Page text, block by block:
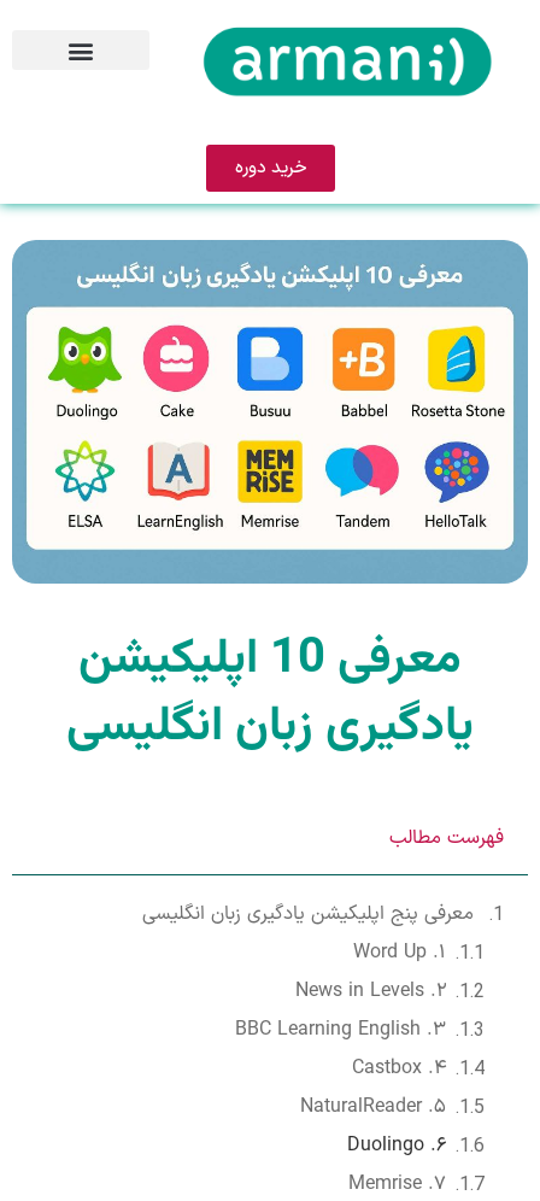
خرید دوره
معرفی 10 اپلیکیشن
یادگیری زبان انگلیسی
فهرست مطالب
معرفی پنج اپلیکیشن یادگیری زبان انگلیسی
۱. Word Up
۲. News in Levels
۳. BBC Learning English
۴. Castbox
۵. NaturalReader
۶. Duolingo
۷. Memrise